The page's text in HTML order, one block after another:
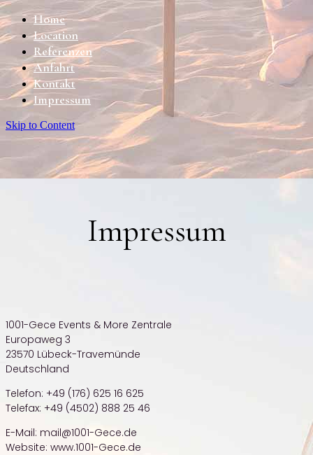
Home
Location
Referenzen
Anfahrt
Kontakt
Impressum
Skip to Content
Impressum
1001-Gece Events & More Zentrale
Europaweg 3
23570 Lübeck-Travemünde
Deutschland
Telefon: +49 (176) 625 16 625
Telefax: +49 (4502) 888 25 46
E-Mail: mail@1001-Gece.de
Website: www.1001-Gece.de